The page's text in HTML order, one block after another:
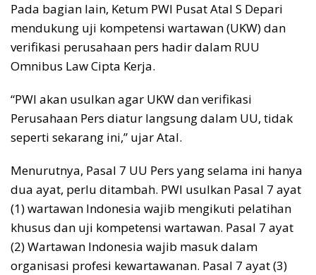
Pada bagian lain, Ketum PWI Pusat Atal S Depari
mendukung uji kompetensi wartawan (UKW) dan
verifikasi perusahaan pers hadir dalam RUU
Omnibus Law Cipta Kerja.
“PWI akan usulkan agar UKW dan verifikasi
Perusahaan Pers diatur langsung dalam UU, tidak
seperti sekarang ini,” ujar Atal.
Menurutnya, Pasal 7 UU Pers yang selama ini hanya
dua ayat, perlu ditambah. PWI usulkan Pasal 7 ayat
(1) wartawan Indonesia wajib mengikuti pelatihan
khusus dan uji kompetensi wartawan. Pasal 7 ayat
(2) Wartawan Indonesia wajib masuk dalam
organisasi profesi kewartawanan. Pasal 7 ayat (3)